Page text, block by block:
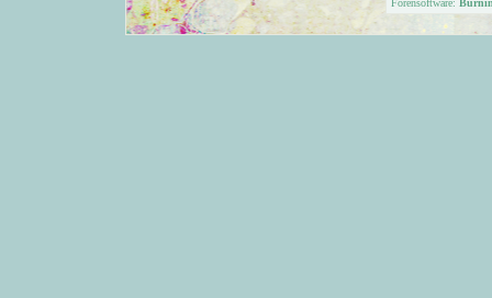
Forensoftware: